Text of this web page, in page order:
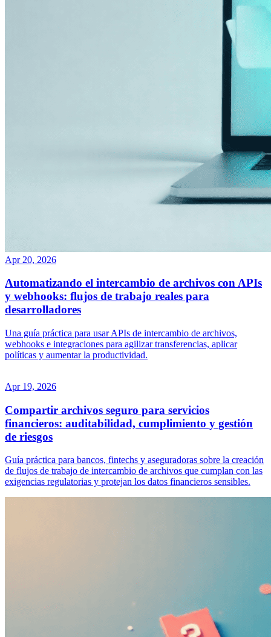
Apr 20, 2026
Automatizando el intercambio de archivos con APIs
y webhooks: flujos de trabajo reales para
desarrolladores
Una guía práctica para usar APIs de intercambio de archivos,
webhooks e integraciones para agilizar transferencias, aplicar
políticas y aumentar la productividad.
Apr 19, 2026
Compartir archivos seguro para servicios
financieros: auditabilidad, cumplimiento y gestión
de riesgos
Guía práctica para bancos, fintechs y aseguradoras sobre la creación
de flujos de trabajo de intercambio de archivos que cumplan con las
exigencias regulatorias y protejan los datos financieros sensibles.